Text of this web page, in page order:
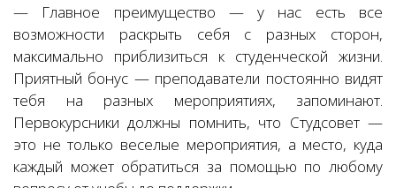
— Главное преимущество — у нас есть все
возможности раскрыть себя с разных сторон,
максимально приблизиться к студенческой жизни.
Приятный бонус — преподаватели постоянно видят
тебя на разных мероприятиях, запоминают.
Первокурсники должны помнить, что Студсовет —
это не только веселые мероприятия, а место, куда
каждый может обратиться за помощью по любому